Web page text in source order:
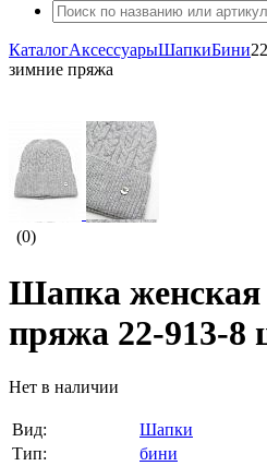
КаталогАксессуарыШапкиБини
зимние пряжа
(0)
Шапка женская
пряжа 22-913-8
Нет в наличии
Вид:
Шапки
Тип:
бини